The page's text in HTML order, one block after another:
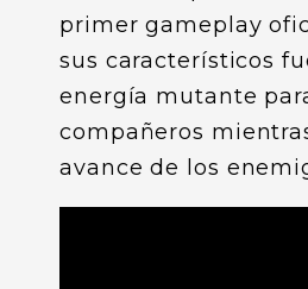
primer gameplay
sus característicos
energía mutante
compañeros
avance de los